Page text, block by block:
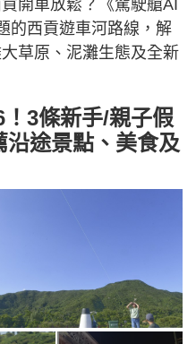
開車放鬆？《駕駛艙AI
的西貢遊車河路線，解
草原、泥灘生態及全新
3條新手/親子假
沿途景點、美食及